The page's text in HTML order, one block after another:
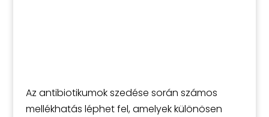
Az antibiotikumok szedése során számos
mellékhatás léphet fel, amelyek különösen